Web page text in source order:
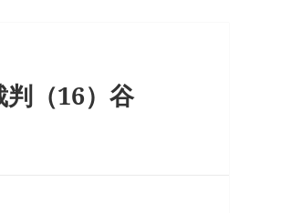
判（16）谷